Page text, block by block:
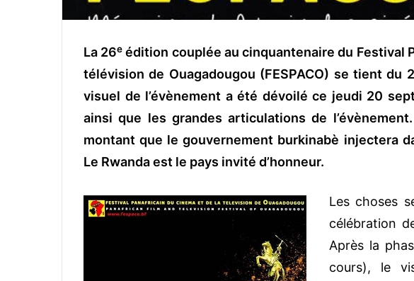
La 26e édition couplée au cinquantenaire du Festival
télévision de Ouagadougou (FESPACO) se tient du
visuel de l’évènement a été dévoilé ce jeudi 20
ainsi que les grandes articulations de
montant que le gouvernement burkinabè injectera
Le Rwanda est le pays invité d’honneur.
Les choses
célébration
Après la
cours), le